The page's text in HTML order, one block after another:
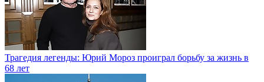
Трагедия легенды: Юрий Мороз проиграл борьбу за жизнь в
68 лет